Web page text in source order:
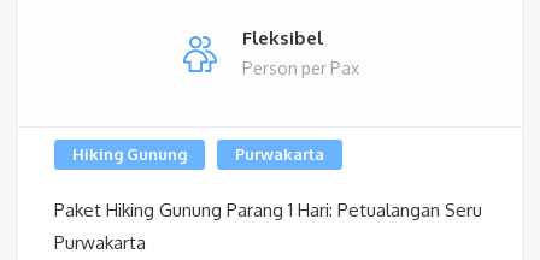
Fleksibel
Person per Pax
Hiking Gunung Purwakarta
Paket Hiking Gunung Parang 1 Hari: Petualangan Seru
Purwakarta